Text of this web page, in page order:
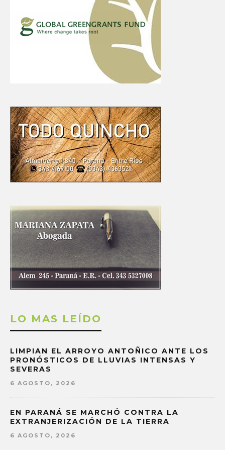
LO MAS LEÍDO
LIMPIAN EL ARROYO ANTOÑICO ANTE LOS
PRONÓSTICOS DE LLUVIAS INTENSAS Y
SEVERAS
6 AGOSTO, 2026
EN PARANÁ SE MARCHÓ CONTRA LA
EXTRANJERIZACIÓN DE LA TIERRA
6 AGOSTO, 2026